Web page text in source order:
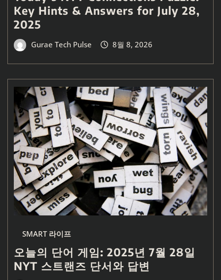
Key Hints & Answers for July 28,
2025
Gurae Tech Pulse 8월 8, 2026
SMART 라이프
오늘의 단어 게임: 2025년 7월 28일
NYT 스트랜즈 단서와 답변